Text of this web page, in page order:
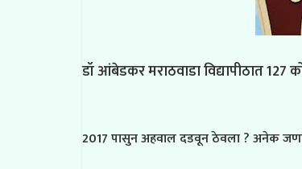
डॉ आंबेडकर मराठवाडा विद्यापीठात 127
2017 पासुन अहवाल दडवून ठेवला ? अनेक